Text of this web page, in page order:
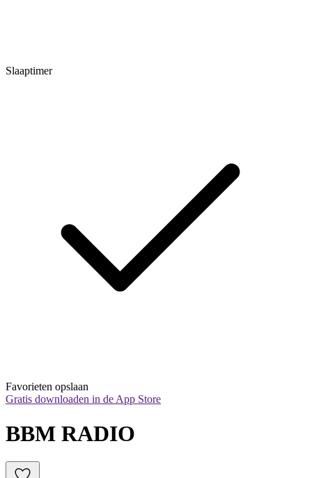
Slaaptimer
Favorieten opslaan
Gratis downloaden in de App Store
BBM RADIO